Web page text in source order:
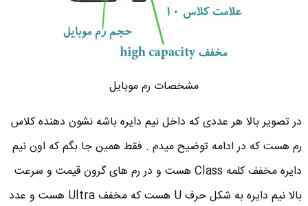
مشخصات رم موبایل
در تصویر بالا هر عددی که داخل نیم دایره باشه نشون دهنده کلاس
رم هست که در ادامه توضیح میدم . فقط همین جا بگم که اون نیم
دایره مخفف کلمه Class هست و در رم های گرون قیمت و سرعت
بالا نیم دایره به شکل حرف U هست که مخفف Ultra هست و عدد